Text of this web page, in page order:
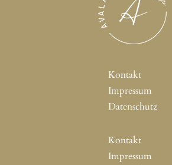
Kontakt
Impressum
Datenschutz
Kontakt
Impressum